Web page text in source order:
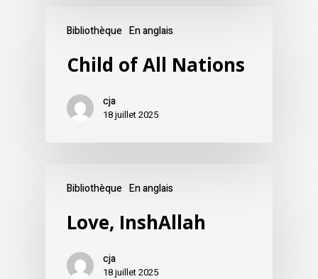
Bibliothèque En anglais
Child of All Nations
cja
18 juillet 2025
Bibliothèque En anglais
Love, InshAllah
cja
18 juillet 2025